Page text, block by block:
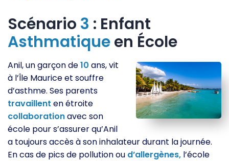
Scénario 3 : Enfant
Asthmatiqueen École
Anil, un garçon de10 ans, vit
à l’Île Maurice et souffre
d’asthme. Ses parents
travaillent en étroite
collaborationavec son
école pour s’assurer qu’Anil
a toujours accès à son inhalateur durant la journée.
En cas de pics de pollution ou d’allergènes, l’école